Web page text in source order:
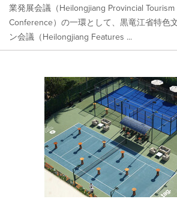
業発展会議（Heilongjiang Provincial
Conference）の一環として、黒竜江省特色
ン会議（Heilongjiang Features ...